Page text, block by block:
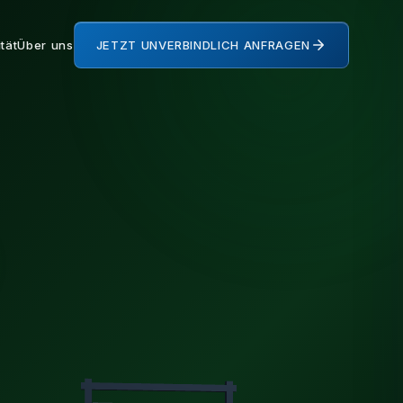
Über uns JETZT UNVERBINDLICH ANFRAGEN